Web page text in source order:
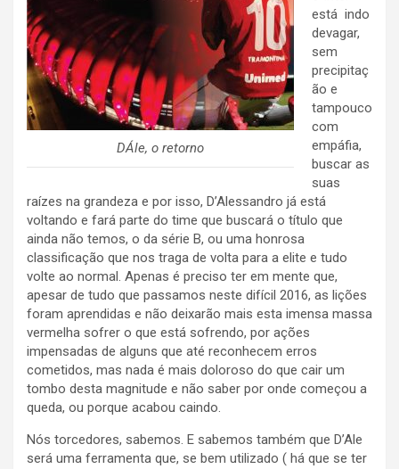
DÁle, o retorno
está indo
devagar,
sem
precipitaç
ão e
tampouco
com
empáfia,
buscar as
suas
raízes na grandeza e por isso, D’Alessandro já está
voltando e fará parte do time que buscará o título que
ainda não temos, o da série B, ou uma honrosa
classificação que nos traga de volta para a elite e tudo
volte ao normal. Apenas é preciso ter em mente que,
apesar de tudo que passamos neste difícil 2016, as lições
foram aprendidas e não deixarão mais esta imensa massa
vermelha sofrer o que está sofrendo, por ações
impensadas de alguns que até reconhecem erros
cometidos, mas nada é mais doloroso do que cair um
tombo desta magnitude e não saber por onde começou a
queda, ou porque acabou caindo.
Nós torcedores, sabemos. E sabemos também que D’Ale
será uma ferramenta que, se bem utilizado ( há que se ter